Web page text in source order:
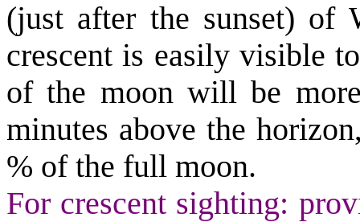
(just after the sunset) of
crescent is easily visible
of the moon will be
minutes above the
% of the full moon.
For crescent sighting: